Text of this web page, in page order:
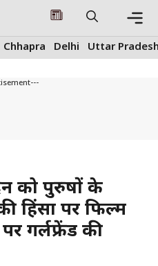
Chhapra Delhi Uttar
को पुरुषों के
हिंसा पर फिल्म
गर्लफ्रेंड की